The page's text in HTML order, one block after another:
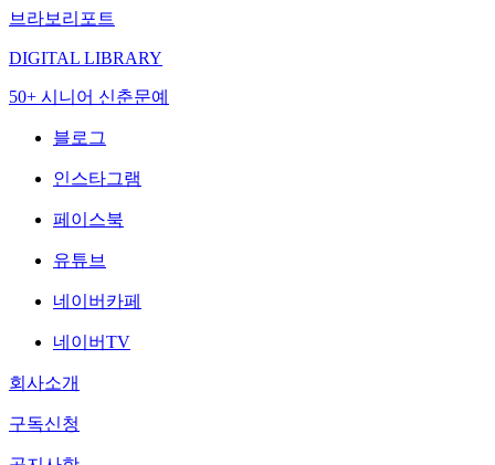
브라보리포트
DIGITAL LIBRARY
50+ 시니어 신춘문예
블로그
인스타그램
페이스북
유튜브
네이버카페
네이버TV
회사소개
구독신청